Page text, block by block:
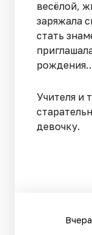
весёлой,
заряжала
стать
Учителя и
девочку.